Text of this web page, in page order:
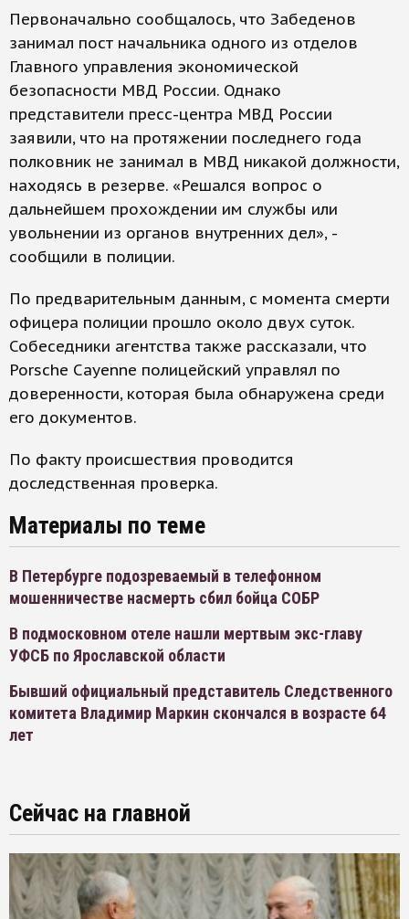
Первоначально сообщалось, что Забеденов
занимал пост начальника одного из отделов
Главного управления экономической
безопасности МВД России. Однако
представители пресс-центра МВД России
заявили, что на протяжении последнего года
полковник не занимал в МВД никакой должности,
находясь в резерве. «Решался вопрос о
дальнейшем прохождении им службы или
увольнении из органов внутренних дел», -
сообщили в полиции.
По предварительным данным, с момента смерти
офицера полиции прошло около двух суток.
Собеседники агентства также рассказали, что
Porsche Cayenne полицейский управлял по
доверенности, которая была обнаружена среди
его документов.
По факту происшествия проводится
доследственная проверка.
Материалы по теме
В Петербурге подозреваемый в телефонном
мошенничестве насмерть сбил бойца СОБР
В подмосковном отеле нашли мертвым экс-главу
УФСБ по Ярославской области
Бывший официальный представитель Следственного
комитета Владимир Маркин скончался в возрасте 64
лет
Сейчас на главной